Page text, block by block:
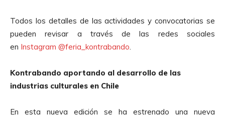
Todos los detalles de las actividades y convocatorias se
pueden revisar a través de las redes sociales
en Instagram @feria_kontrabando
Kontrabando aportando al desarrollo de las
industrias culturales en Chile
En esta nueva edición se ha estrenado una nueva